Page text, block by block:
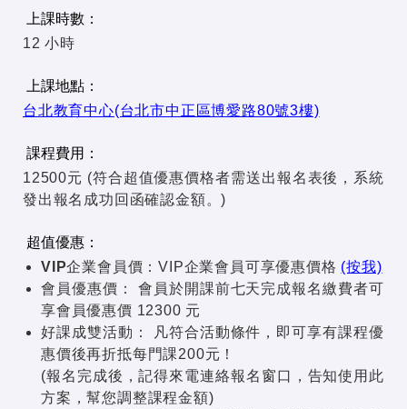
上課時數：
12 小時
上課地點：
台北教育中心(台北市中正區博愛路80號3樓)
課程費用：
12500元 (符合超值優惠價格者需送出報名表後，系統
發出報名成功回函確認金額。)
超值優惠：
VIP企業會員價：VIP企業會員可享優惠價格 (按我)
會員優惠價：
會員於開課前七天完成報名繳費者可
享會員優惠價 12300 元
好課成雙活動：
凡符合活動條件，即可享有課程優
惠價後再折抵每門課200元！
(報名完成後，記得來電連絡報名窗口，告知使用此
方案，幫您調整課程金額)